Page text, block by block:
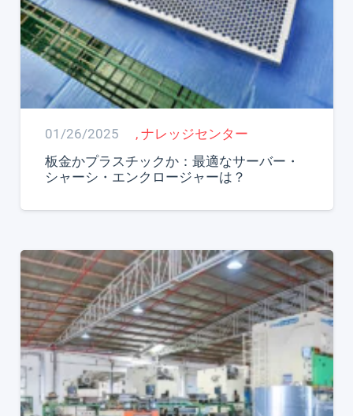
01/26/2025 , ナレッジセンター
板金かプラスチックか：最適なサーバー・
シャーシ・エンクロージャーは？